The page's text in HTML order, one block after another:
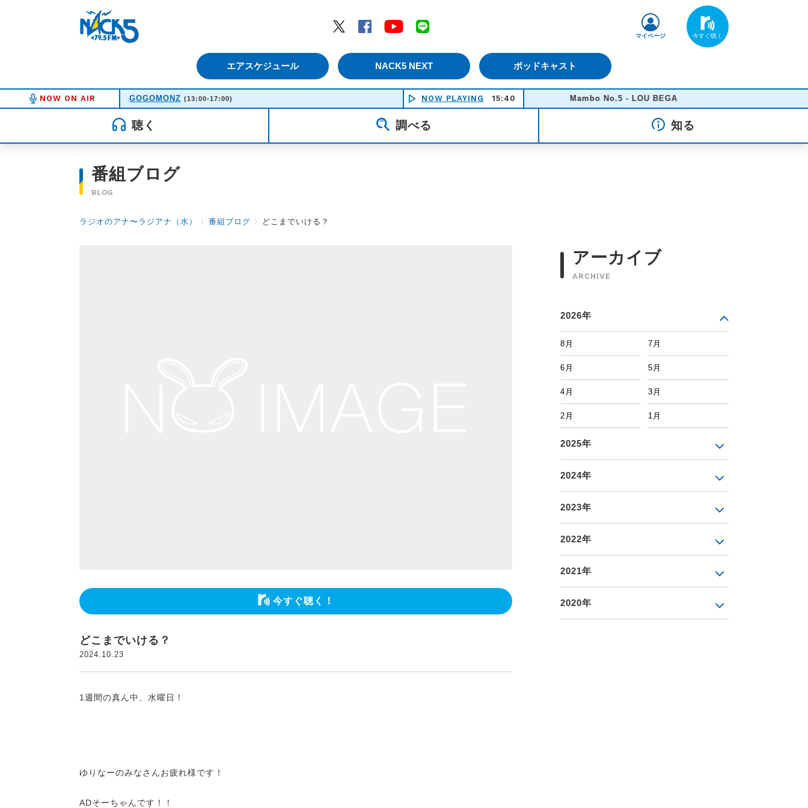
Twitter
Facebook YouTube
エアスケジュール NACK5 NEXT ポッドキャスト
マイページ
NOW ON AIR GOGOMONZ (13:00-17:00) NOW PLAYING 15:40 Mambo No.5 - LOU BEGA
聴く 調べる 知る
番組ブログ
BLOG
ラジオのアナ〜ラジアナ（水） 〉 番組ブログ 〉 どこまでいける？
今すぐ聴く！
どこまでいける？
2024.10.23
1週間の真ん中、水曜日！
ゆりなーのみなさんお疲れ様です！
ADそーちゃんです！！
アーカイブ
ARCHIVE
2026年
8月 7月
6月 5月
4月 3月
2月 1月
2025年
2024年
2023年
2022年
2021年
2020年